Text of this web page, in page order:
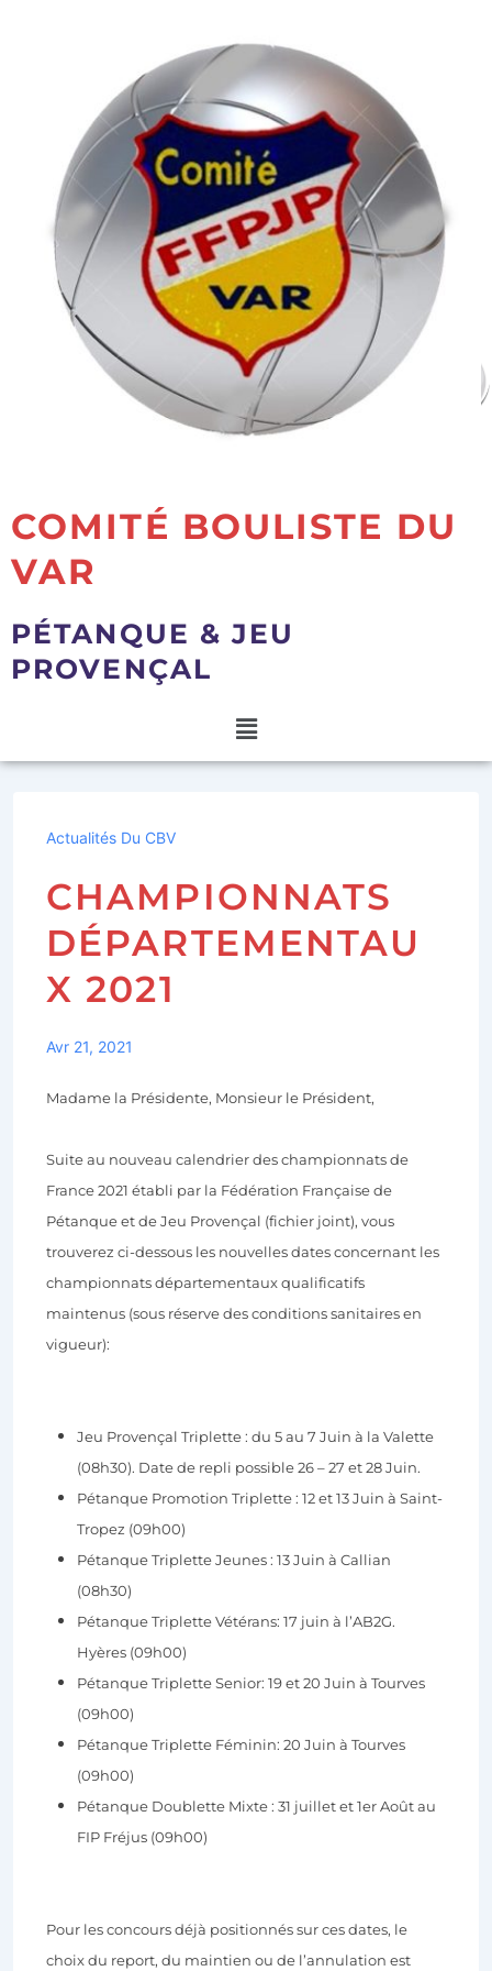
COMITÉ BOULISTE DU
VAR
PÉTANQUE & JEU
PROVENÇAL
Actualités Du CBV
CHAMPIONNATS
DÉPARTEMENTAU
X 2021
Avr 21, 2021
Madame la Présidente, Monsieur le Président,
Suite au nouveau calendrier des championnats de
France 2021 établi par la Fédération Française de
Pétanque et de Jeu Provençal (fichier joint), vous
trouverez ci-dessous les nouvelles dates concernant les
championnats départementaux qualificatifs
maintenus (sous réserve des conditions sanitaires en
vigueur):
Jeu Provençal Triplette : du 5 au 7 Juin à la Valette
(08h30). Date de repli possible 26 – 27 et 28 Juin.
Pétanque Promotion Triplette : 12 et 13 Juin à Saint-
Tropez (09h00)
Pétanque Triplette Jeunes : 13 Juin à Callian
(08h30)
Pétanque Triplette Vétérans: 17 juin à l’AB2G.
Hyères (09h00)
Pétanque Triplette Senior: 19 et 20 Juin à Tourves
(09h00)
Pétanque Triplette Féminin: 20 Juin à Tourves
(09h00)
Pétanque Doublette Mixte : 31 juillet et 1er Août au
FIP Fréjus (09h00)
Pour les concours déjà positionnés sur ces dates, le
choix du report, du maintien ou de l’annulation est